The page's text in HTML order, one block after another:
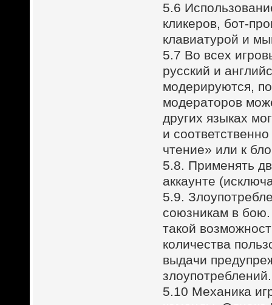
5.6
кликеров, бот-
клавиатурой и
5.7 Во всех
русский и
модерируются,
модераторов
других языках
и
чтение» или к
5.8. Применять
аккаунте
5.9.
союзникам в
такой
количества
выдачи
злоупотреблений.
5.10 Механика